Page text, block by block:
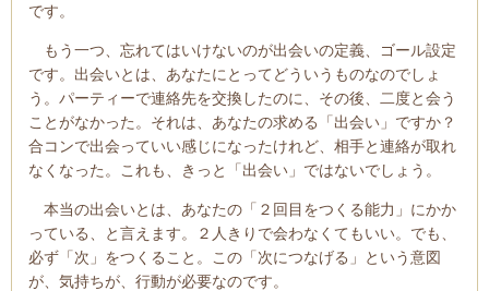
です。
もう一つ、忘れてはいけないのが出会いの定義、ゴール設定
です。出会いとは、あなたにとってどういうものなのでしょ
う。パーティーで連絡先を交換したのに、その後、二度と会う
ことがなかった。それは、あなたの求める「出会い」ですか？
合コンで出会っていい感じになったけれど、相手と連絡が取れ
なくなった。これも、きっと「出会い」ではないでしょう。
本当の出会いとは、あなたの「２回目をつくる能力」にかか
っている、と言えます。２人きりで会わなくてもいい。でも、
必ず「次」をつくること。この「次につなげる」という意図
が、気持ちが、行動が必要なのです。